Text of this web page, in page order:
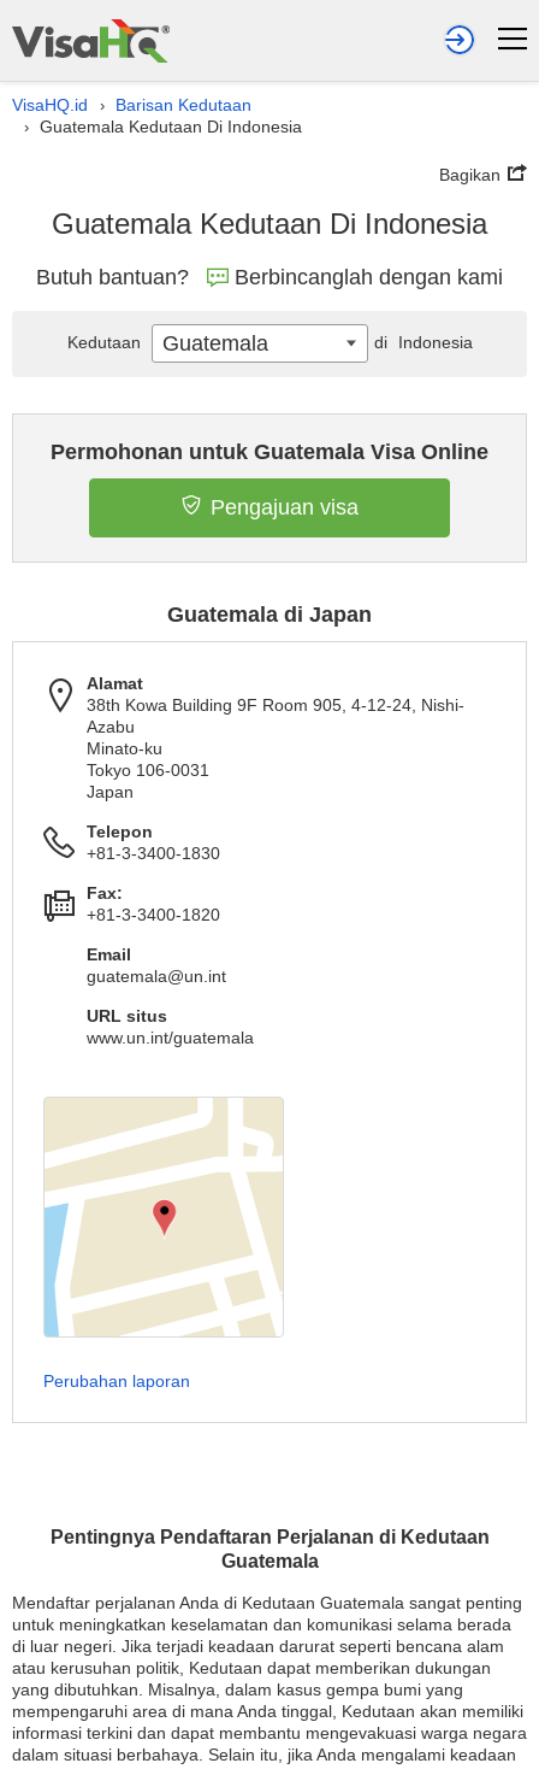
VisaHQ.id › Barisan Kedutaan
› Guatemala Kedutaan Di Indonesia
Bagikan
Guatemala Kedutaan Di Indonesia
Butuh bantuan? Berbincanglah dengan kami
Pentingnya Pendaftaran Perjalanan di Kedutaan
Guatemala
Mendaftar perjalanan Anda di Kedutaan Guatemala sangat penting
untuk meningkatkan keselamatan dan komunikasi selama berada
di luar negeri. Jika terjadi keadaan darurat seperti bencana alam
atau kerusuhan politik, Kedutaan dapat memberikan dukungan
yang dibutuhkan. Misalnya, dalam kasus gempa bumi yang
mempengaruhi area di mana Anda tinggal, Kedutaan akan memiliki
informasi terkini dan dapat membantu mengevakuasi warga negara
dalam situasi berbahaya. Selain itu, jika Anda mengalami keadaan
Permohonan untuk Guatemala Visa Online
Pengajuan visa
Guatemala di Japan
Alamat
38th Kowa Building 9F Room 905, 4-12-24, Nishi-
Azabu
Minato-ku
Tokyo 106-0031
Japan
Telepon
+81-3-3400-1830
Fax:
+81-3-3400-1820
Email
guatemala@un.int
URL situs
www.un.int/guatemala
Perubahan laporan
Kedutaan Guatemala di Indonesia